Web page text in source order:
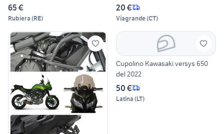
65 €
Rubiera (RE)
20 €
Viagrande(CT)
Cupolino Kawasaki versys 650
del 2022
50 €
Latina (LT)